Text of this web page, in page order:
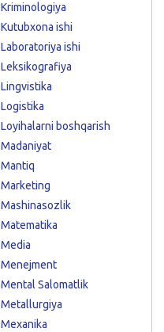
Kriminologiya
Kutubxona ishi
Laboratoriya ishi
Leksikografiya
Lingvistika
Logistika
Loyihalarni boshqarish
Madaniyat
Mantiq
Marketing
Mashinasozlik
Matematika
Media
Menejment
Mental Salomatlik
Metallurgiya
Mexanika